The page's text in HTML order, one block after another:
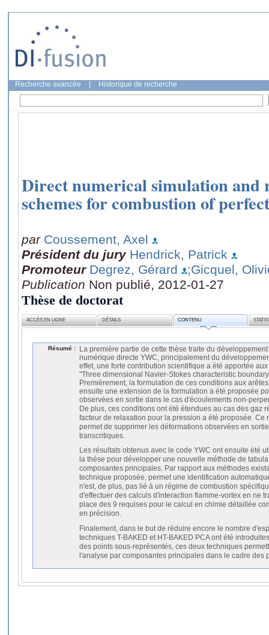
Recherche avancée Historique de recherche
Direct numerical simulation and
schemes for combustion of
par Coussement, Axel
Président du jury Hendrick, Patrick
Promoteur Degrez, Gérard
;Gicquel,
Publication Non publié, 2012-01-27
Thèse de doctorat
ACCÈS EN LIGNE DÉTAILS CONTENU
Résumé :
La première partie de cette thèse traite du
numérique directe YWC, principalement du
effet, une forte contribution scientifique a été apportée
"Three dimensional Navier-Stokes characteristic
Premièrement, la formulation de ces conditions aux
ensuite une extension de la formulation a été proposée
observées en sortie dans le cas d'écoulements non-
De plus, ces conditions ont été étendues au cas des gaz
facteur de relaxation pour la pression a été proposée. Ce
permet de supprimer les déformations observées en
transcritiques.
Les résultats obtenus avec le code YWC ont ensuite été
la thèse pour développer une nouvelle méthode de
composantes principales. Par rapport aux méthodes
technique proposée, permet une identification
n'est, de plus, pas lié à un régime de combustion
d'effectuer des calculs d'interaction flamme-vortex en ne
place des 9 requises pour le calcul en chimie détaillée
en précision.
Finalement, dans le but de réduire encore le nombre
techniques T-BAKED et HT-BAKED PCA ont été
des points sous-représentés, ces deux techniques
l'analyse par composantes principales dans le cadre des